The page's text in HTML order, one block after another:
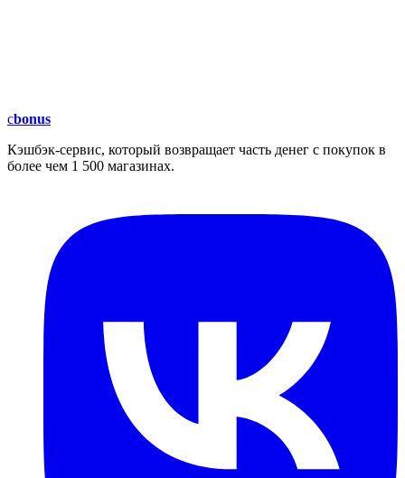
cbonus
Кэшбэк-сервис, который возвращает часть денег с покупок в
более чем 1 500 магазинах.